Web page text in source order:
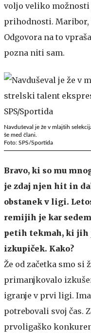
voljo veliko
prihodnosti. Maribor,
Odgovora na to
pozna niti sam.
Navduševal je že v mlajših
še med člani.
Foto: SPS/Sportida
Bravo, ki so mu
je zdaj njen hit in
obstanek v ligi.
remijih je kar
petih tekmah, ki jih
izkupiček. Kako?
Že od začetka smo si
primanjkovalo
igranje v prvi ligi.
potrebovali svoj čas.
prvoligaško